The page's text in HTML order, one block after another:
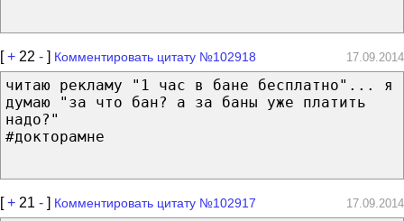
[+ 22 - ] Комментировать цитату №102918 17.09.2014
читаю рекламу "1 час в бане бесплатно"... я
думаю "за что бан? а за баны уже платить
надо?"
#докторамне
[+ 21 - ] Комментировать цитату №102917 17.09.2014